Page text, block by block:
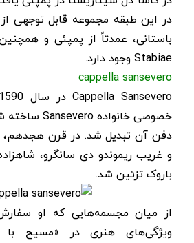
در این طبقه مجموعه قابل توجهی
باستانی، عمدتاً از پمپئی و
Stabiae وجود دارد.
cappella sansevero
Cappella Sansevero
خصوصی خانوادهSansevero ساخته
دفن آن تبدیل شد. در قرن
و غریب ریموندو دی سانگرو،
باروک تزئین شد.
از میان مجسمه‌هایی که او
ویژگی‌های هنری در «مسیح